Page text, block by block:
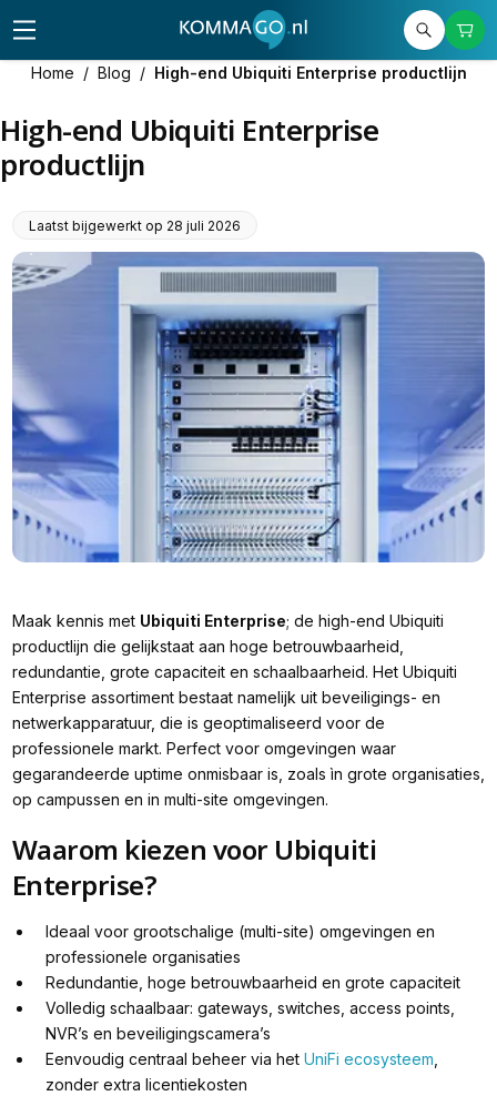
Home / Blog / High-end Ubiquiti Enterprise productlijn
High-end Ubiquiti Enterprise
productlijn
Laatst bijgewerkt op 28 juli 2026
`
Maak kennis met Ubiquiti Enterprise; de high-end Ubiquiti
productlijn die gelijkstaat aan hoge betrouwbaarheid,
redundantie, grote capaciteit en schaalbaarheid. Het Ubiquiti
Enterprise assortiment bestaat namelijk uit beveiligings- en
netwerkapparatuur, die is geoptimaliseerd voor de
professionele markt. Perfect voor omgevingen waar
gegarandeerde uptime onmisbaar is, zoals ìn grote organisaties,
op campussen en in multi-site omgevingen.
Waarom kiezen voor Ubiquiti
Enterprise?
Ideaal voor grootschalige (multi-site) omgevingen en
professionele organisaties
Redundantie, hoge betrouwbaarheid en grote capaciteit
Volledig schaalbaar: gateways, switches, access points,
NVR’s en beveiligingscamera’s
Eenvoudig centraal beheer via hetUniFi ecosysteem
zonder extra licentiekosten